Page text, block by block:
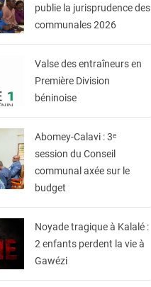
publie la jurisprudence des
communales 2026
Valse des entraîneurs en
Première Division
béninoise
Abomey-Calavi : 3ᵉ
session du Conseil
communal axée sur le
budget
Noyade tragique à Kalalé :
2 enfants perdent la vie à
Gawézi